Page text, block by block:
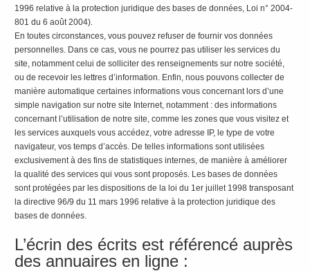
1996 relative à la protection juridique des bases de données, Loi n° 2004-
801 du 6 août 2004).
En toutes circonstances, vous pouvez refuser de fournir vos données
personnelles. Dans ce cas, vous ne pourrez pas utiliser les services du
site, notamment celui de solliciter des renseignements sur notre société,
ou de recevoir les lettres d’information. Enfin, nous pouvons collecter de
manière automatique certaines informations vous concernant lors d’une
simple navigation sur notre site Internet, notamment : des informations
concernant l’utilisation de notre site, comme les zones que vous visitez et
les services auxquels vous accédez, votre adresse IP, le type de votre
navigateur, vos temps d’accès. De telles informations sont utilisées
exclusivement à des fins de statistiques internes, de manière à améliorer
la qualité des services qui vous sont proposés. Les bases de données
sont protégées par les dispositions de la loi du 1er juillet 1998 transposant
la directive 96/9 du 11 mars 1996 relative à la protection juridique des
bases de données.
L’écrin des écrits est référencé auprès
des annuaires en ligne :